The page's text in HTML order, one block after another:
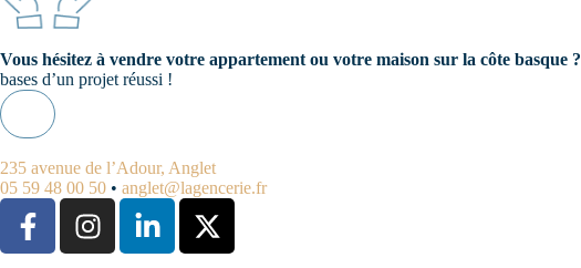
Vous hésitez à vendre votre appartement ou votre maison sur la côte basque ?
bases d’un projet réussi !
J'estime mon bien
235 avenue de l’Adour, Anglet
05 59 48 00 50 • anglet@lagencerie.fr